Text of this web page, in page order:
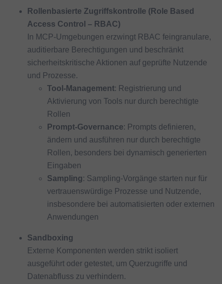
Rollenbasierte Zugriffskontrolle (Role Based
Access Control – RBAC)
In MCP-Umgebungen erzwingt RBAC feingranulare,
auditierbare Berechtigungen und beschränkt
sicherheitskritische Aktionen auf geprüfte Nutzende
und Prozesse.
Tool-Management: Registrierung und
Aktivierung von Tools nur durch berechtigte
Rollen
Prompt-Governance: Prompts definieren,
ändern und ausführen nur durch berechtigte
Rollen, besonders bei dynamisch generierten
Eingaben
Sampling: Sampling-Vorgänge starten nur für
vertrauenswürdige Prozesse und Nutzende,
insbesondere bei automatisierten oder externen
Anwendungen
Sandboxing
Externe Komponenten werden strikt isoliert
ausgeführt oder getestet, um Querzugriffe und
Datenabfluss zu verhindern.